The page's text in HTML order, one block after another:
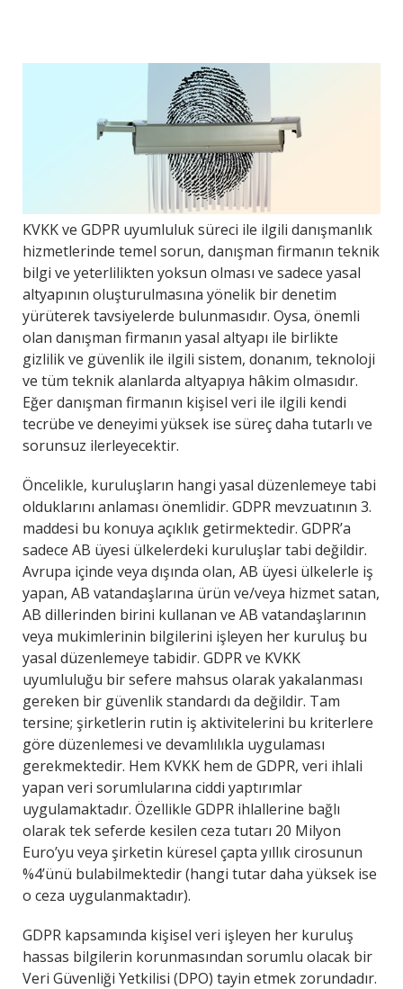
KVKK ve GDPR uyumluluk süreci ile ilgili danışmanlık
hizmetlerinde temel sorun, danışman firmanın teknik
bilgi ve yeterlilikten yoksun olması ve sadece yasal
altyapının oluşturulmasına yönelik bir denetim
yürüterek tavsiyelerde bulunmasıdır. Oysa, önemli
olan danışman firmanın yasal altyapı ile birlikte
gizlilik ve güvenlik ile ilgili sistem, donanım, teknoloji
ve tüm teknik alanlarda altyapıya hâkim olmasıdır.
Eğer danışman firmanın kişisel veri ile ilgili kendi
tecrübe ve deneyimi yüksek ise süreç daha tutarlı ve
sorunsuz ilerleyecektir.
Öncelikle, kuruluşların hangi yasal düzenlemeye tabi
olduklarını anlaması önemlidir. GDPR mevzuatının 3.
maddesi bu konuya açıklık getirmektedir. GDPR’a
sadece AB üyesi ülkelerdeki kuruluşlar tabi değildir.
Avrupa içinde veya dışında olan, AB üyesi ülkelerle iş
yapan, AB vatandaşlarına ürün ve/veya hizmet satan,
AB dillerinden birini kullanan ve AB vatandaşlarının
veya mukimlerinin bilgilerini işleyen her kuruluş bu
yasal düzenlemeye tabidir. GDPR ve KVKK
uyumluluğu bir sefere mahsus olarak yakalanması
gereken bir güvenlik standardı da değildir. Tam
tersine; şirketlerin rutin iş aktivitelerini bu kriterlere
göre düzenlemesi ve devamlılıkla uygulaması
gerekmektedir. Hem KVKK hem de GDPR, veri ihlali
yapan veri sorumlularına ciddi yaptırımlar
uygulamaktadır. Özellikle GDPR ihlallerine bağlı
olarak tek seferde kesilen ceza tutarı 20 Milyon
Euro’yu veya şirketin küresel çapta yıllık cirosunun
%4’ünü bulabilmektedir (hangi tutar daha yüksek ise
o ceza uygulanmaktadır).
GDPR kapsamında kişisel veri işleyen her kuruluş
hassas bilgilerin korunmasından sorumlu olacak bir
Veri Güvenliği Yetkilisi (DPO) tayin etmek zorundadır.